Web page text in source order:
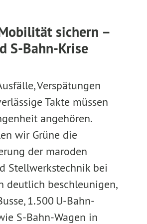
sichern –
S-Bahn-Krise
Verspätungen
Takte müssen
angehören.
wir Grüne die
der maroden
Stellwerkstechnik bei
deutlich beschleunigen,
1.500 U-Bahn-
S-Bahn-Wagen in